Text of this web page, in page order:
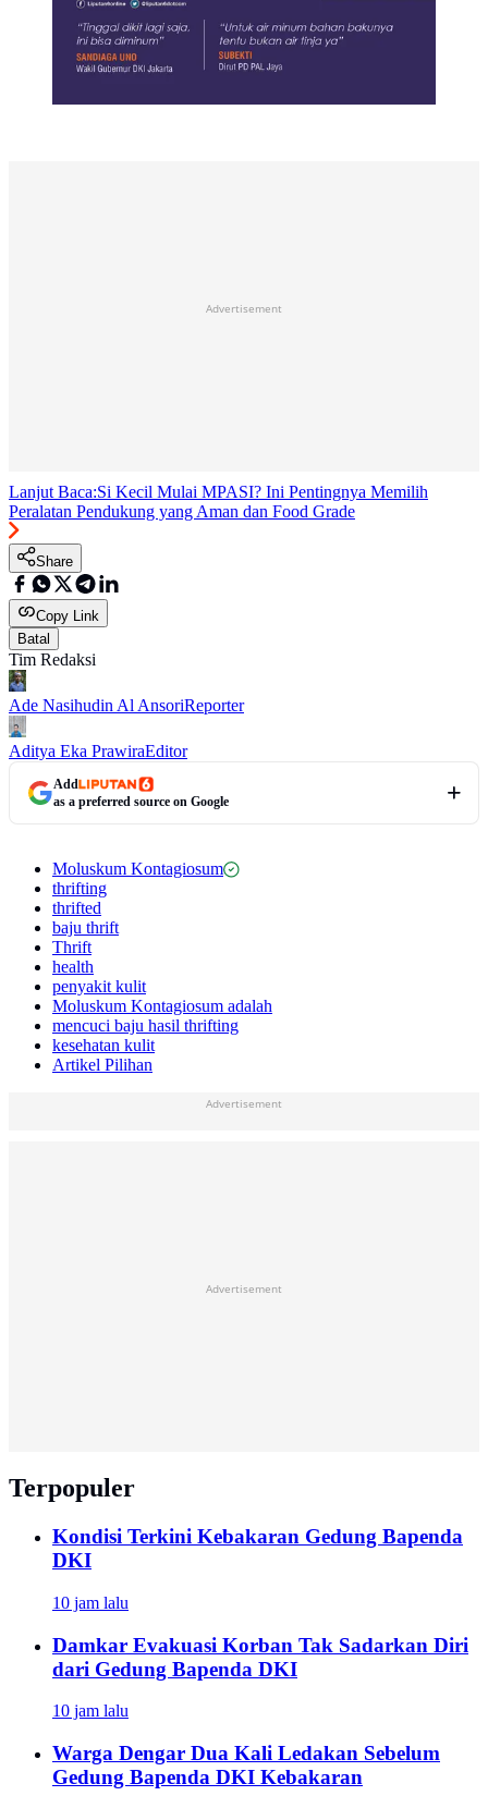
Advertisement
Lanjut Baca:Si Kecil Mulai MPASI? Ini Pentingnya Memilih
Peralatan Pendukung yang Aman dan Food Grade
Share
Copy Link
Batal
Tim Redaksi
Ade Nasihudin Al AnsoriReporter
Aditya Eka PrawiraEditor
Add
as a preferred source on Google
Moluskum Kontagiosum
thrifting
thrifted
baju thrift
Thrift
health
penyakit kulit
Moluskum Kontagiosum adalah
mencuci baju hasil thrifting
kesehatan kulit
Artikel Pilihan
Advertisement
Advertisement
Terpopuler
Kondisi Terkini Kebakaran Gedung Bapenda
DKI
10 jam lalu
Damkar Evakuasi Korban Tak Sadarkan Diri
dari Gedung Bapenda DKI
10 jam lalu
Warga Dengar Dua Kali Ledakan Sebelum
Gedung Bapenda DKI Kebakaran